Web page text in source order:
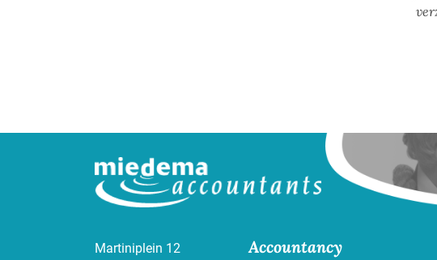
Martiniplein 12 Accountancy